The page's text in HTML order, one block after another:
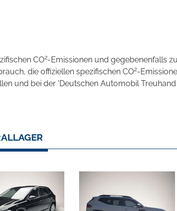
CO2-Emissionen und gegebenenfalls
die offiziellen spezifischen CO2-
und bei der 'Deutschen Automobil